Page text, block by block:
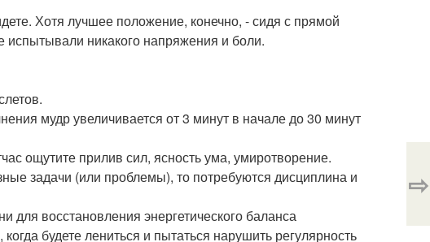
Хотя лучшее положение, конечно, - сидя с прямой
никакого напряжения и боли.
мудр увеличивается от 3 минут в начале до 30 минут
ощутите прилив сил, ясность ума, умиротворение.
задачи (или проблемы), то потребуются дисциплина и
для восстановления энергетического баланса
будете лениться и пытаться нарушить регулярность
⇨